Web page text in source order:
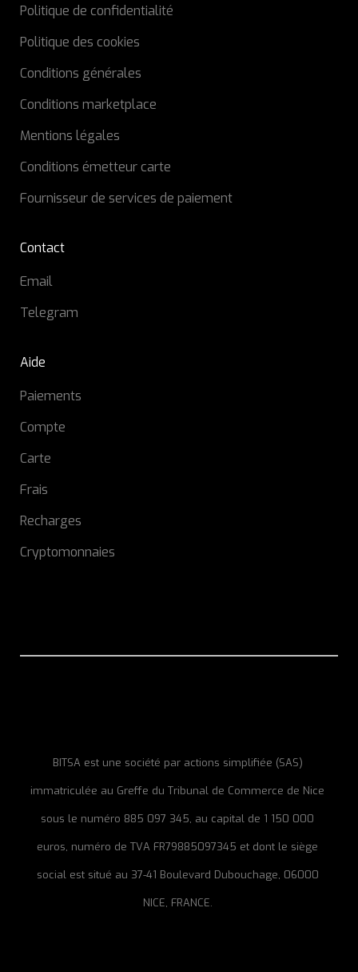
Politique de confidentialité
Politique des cookies
Conditions générales
Conditions marketplace
Mentions légales
Conditions émetteur carte
Fournisseur de services de paiement
Contact
Email
Telegram
Aide
Paiements
Compte
Carte
Frais
Recharges
Cryptomonnaies
BITSA est une société par actions simplifiée (SAS)
immatriculée au Greffe du Tribunal de Commerce de Nice
sous le numéro 885 097 345, au capital de 1 150 000
euros, numéro de TVA FR79885097345 et dont le siège
social est situé au 37-41 Boulevard Dubouchage, 06000
NICE, FRANCE.